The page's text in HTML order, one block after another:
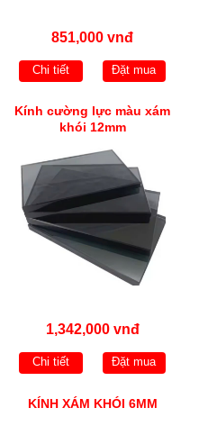
851,000 vnđ
Chi tiết Đặt mua
Kính cường lực màu xám
khói 12mm
1,342,000 vnđ
Chi tiết Đặt mua
KÍNH XÁM KHÓI 6MM